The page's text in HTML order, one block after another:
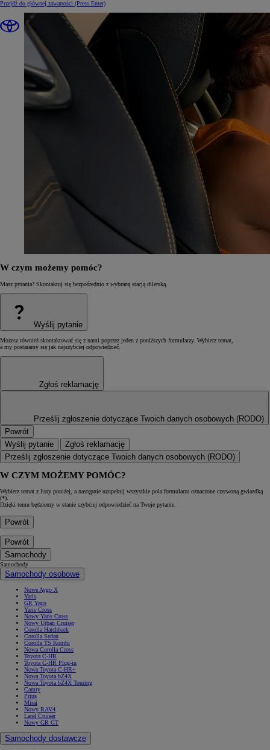
Przejdź do głównej zawartości (Press Enter)
W czym możemy pomóc?
Masz pytania? Skontaktuj się bezpośrednio z wybraną stacją dilerską.
? Wyślij pytanie
Możesz również skontaktować się z nami poprzez jeden z poniższych formularzy. Wybierz temat,
a my postaramy się jak najszybciej odpowiedzieć.
Zgłoś reklamację
Prześlij zgłoszenie dotyczące Twoich danych osobowych (RODO)
Powrót
Wyślij pytanie
Zgłoś reklamację
Prześlij zgłoszenie dotyczące Twoich danych osobowych (RODO)
W CZYM MOŻEMY POMÓC?
Wybierz temat z listy poniżej, a następnie uzupełnij wszystkie pola formularza oznaczone czerwoną gwiazdką
(*).
Dzięki temu będziemy w stanie szybciej odpowiedzieć na Twoje pytanie.
Powrót
Powrót
Samochody
Samochody
Samochody osobowe
Nowe Aygo X
Yaris
GR Yaris
Yaris Cross
Nowy Yaris Cross
Nowy Urban Cruiser
Corolla Hatchback
Corolla Sedan
Corolla TS Kombi
Nowa Corolla Cross
Toyota C-HR
Toyota C-HR Plug-in
Nowa Toyota C-HR+
Nowa Toyota bZ4X
Nowa Toyota bZ4X Touring
Camry
Prius
Mirai
Nowy RAV4
Land Cruiser
Nowy GR GT
Samochody dostawcze